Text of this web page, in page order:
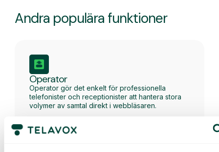
Andra populära funktioner
Operator
Operator gör det enkelt för professionella
telefonister och receptionister att hantera stora
volymer av samtal direkt i webbläsaren.